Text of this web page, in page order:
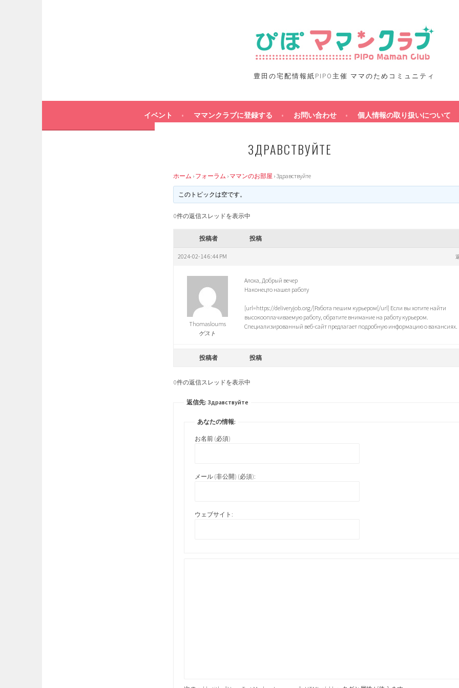
豊田の宅配情報紙PIPO主催 ママのためコミュニティ
イベント ママンクラブに登録する お問い合わせ 個人情報の取り扱いについて
ЗДРАВСТВУЙТЕ
ホーム › フォーラム › ママンのお部屋 › Здравствуйте
このトピックは空です。
0件の返信スレッドを表示中
投稿者 投稿
2024-02-14 6:44 PM
Thomasloums
ゲスト
Алоха, Добрый вечер
Наконецто нашел работу
[url=https://deliveryjob.org/]Работа пешим курьером[/url] Если вы хотите найти
высокооплачиваемую работу, обратите внимание на работу курьером.
Специализированный веб-сайт предлагает подробную информацию о вакансиях.
投稿者 投稿
0件の返信スレッドを表示中
返信先: Здравствуйте
あなたの情報:
お名前 (必須)
メール (非公開) (必須):
ウェブサイト: